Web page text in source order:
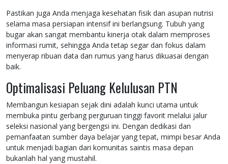
Pastikan juga Anda menjaga kesehatan fisik dan asupan nutrisi
selama masa persiapan intensif ini berlangsung. Tubuh yang
bugar akan sangat membantu kinerja otak dalam memproses
informasi rumit, sehingga Anda tetap segar dan fokus dalam
menyerap ribuan data dan rumus yang harus dikuasai dengan
baik.
Optimalisasi Peluang Kelulusan PTN
Membangun kesiapan sejak dini adalah kunci utama untuk
membuka pintu gerbang perguruan tinggi favorit melalui jalur
seleksi nasional yang bergengsi ini. Dengan dedikasi dan
pemanfaatan sumber daya belajar yang tepat, mimpi besar Anda
untuk menjadi bagian dari komunitas saintis masa depan
bukanlah hal yang mustahil.